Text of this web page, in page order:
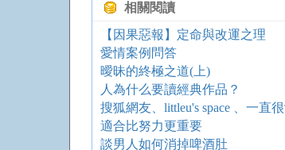
相關閱讀
【因果惡報】定命與改運之理
愛情案例問答
曖昧的終極之道(上)
人為什么要讀經典作品？
搜狐網友、littleu's space 、一直
適合比努力更重要
談男人如何消掉啤酒肚